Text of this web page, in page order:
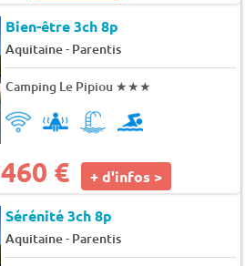
Bien-être 3ch 8p
Aquitaine- Parentis
Camping Le Pipiou ★★★
460 € + d'infos >
Sérénité 3ch 8p
Aquitaine- Parentis